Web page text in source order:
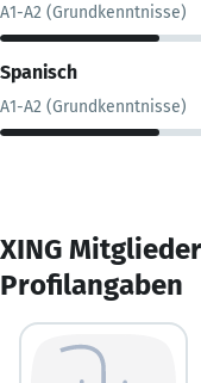
A1-A2 (Grundkenntnisse)
Spanisch
A1-A2 (Grundkenntnisse)
XING
Profilangaben